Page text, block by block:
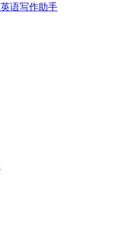
语写作助手